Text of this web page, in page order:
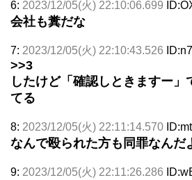
6: 2023/12/05(火) 22:10:06.699
会社も糞だな
7: 2023/12/05(火) 22:10:43.526
>>3
したけど「確認しときますー」
てる
8: 2023/12/05(火) 22:11:14.570
なんで殴られた方も同罪なんだ
9: 2023/12/05(火) 22:11:26.286